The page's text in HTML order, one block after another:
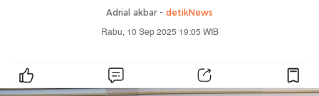
Adrial akbar - detikNews
Rabu, 10 Sep 2025 19:05 WIB